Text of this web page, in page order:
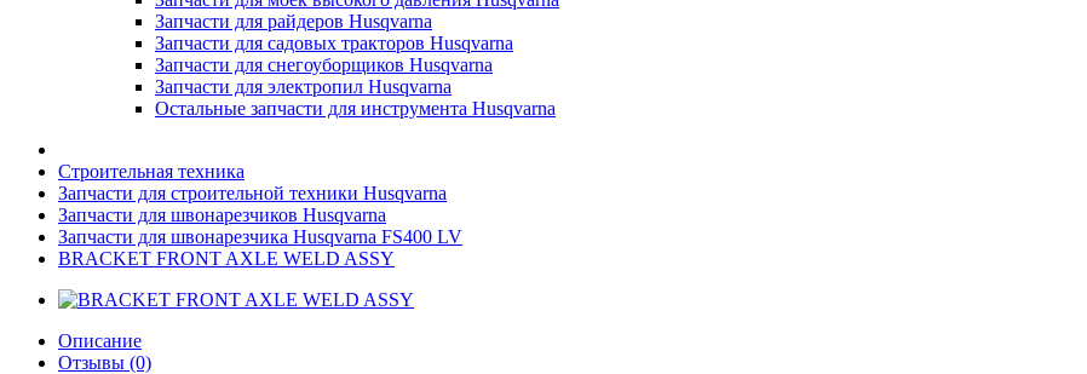
Запчасти для райдеров Husqvarna
Запчасти для садовых тракторов Husqvarna
Запчасти для снегоуборщиков Husqvarna
Запчасти для электропил Husqvarna
Остальные запчасти для инструмента Husqvarna
Строительная техника
Запчасти для строительной техники Husqvarna
Запчасти для швонарезчиков Husqvarna
Запчасти для швонарезчика Husqvarna FS400 LV
BRACKET FRONT AXLE WELD ASSY
Описание
Отзывы (0)